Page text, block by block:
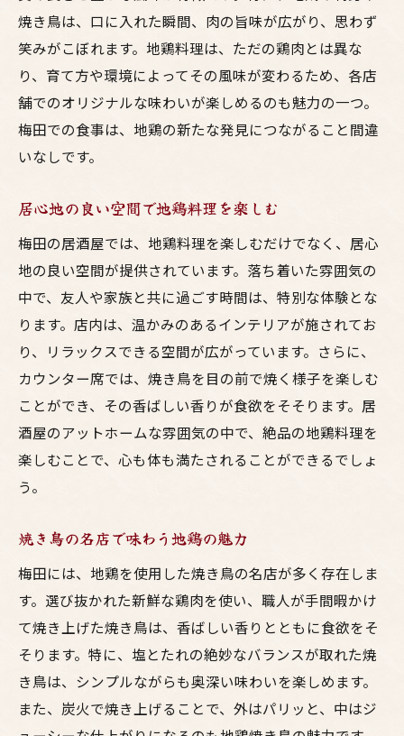
焼き鳥は、口に入れた瞬間、肉の旨味が広がり、思わず
笑みがこぼれます。地鶏料理は、ただの鶏肉とは異な
り、育て方や環境によってその風味が変わるため、各店
舗でのオリジナルな味わいが楽しめるのも魅力の一つ。
梅田での食事は、地鶏の新たな発見につながること間違
いなしです。
居心地の良い空間で地鶏料理を楽しむ
梅田の居酒屋では、地鶏料理を楽しむだけでなく、居心
地の良い空間が提供されています。落ち着いた雰囲気の
中で、友人や家族と共に過ごす時間は、特別な体験とな
ります。店内は、温かみのあるインテリアが施されてお
り、リラックスできる空間が広がっています。さらに、
カウンター席では、焼き鳥を目の前で焼く様子を楽しむ
ことができ、その香ばしい香りが食欲をそそります。居
酒屋のアットホームな雰囲気の中で、絶品の地鶏料理を
楽しむことで、心も体も満たされることができるでしょ
う。
焼き鳥の名店で味わう地鶏の魅力
梅田には、地鶏を使用した焼き鳥の名店が多く存在しま
す。選び抜かれた新鮮な鶏肉を使い、職人が手間暇かけ
て焼き上げた焼き鳥は、香ばしい香りとともに食欲をそ
そります。特に、塩とたれの絶妙なバランスが取れた焼
き鳥は、シンプルながらも奥深い味わいを楽しめます。
また、炭火で焼き上げることで、外はパリッと、中はジ